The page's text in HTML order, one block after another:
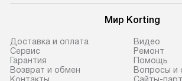
Мир Korting
Доставка и оплата
Сервис
Гарантия
Возврат и обмен
Видео
Ремонт
Помощь
Вопросы и